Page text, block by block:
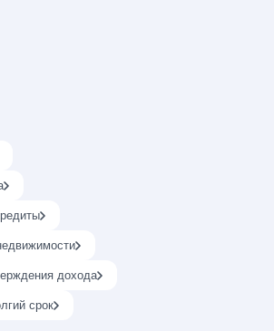
дохода
срок